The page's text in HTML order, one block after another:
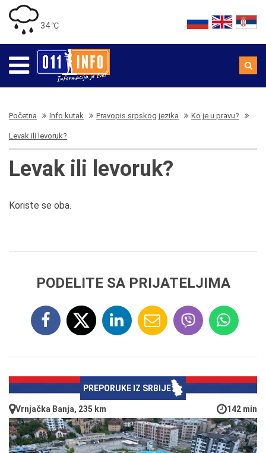
34 ℃
Početna Info kutak Pravopis srpskog jezika Ko je u pravu?
Levak ili levoruk?
Levak ili levoruk?
Koriste se oba.
PODELITE SA PRIJATELJIMA
PREPORUKE IZ SRBIJE
Vrnjačka Banja, 235 km 142 min